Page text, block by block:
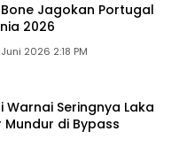
Jagokan Portugal
2026
2026 2:18 PM
Warnai Seringnya Laka
di Bypass